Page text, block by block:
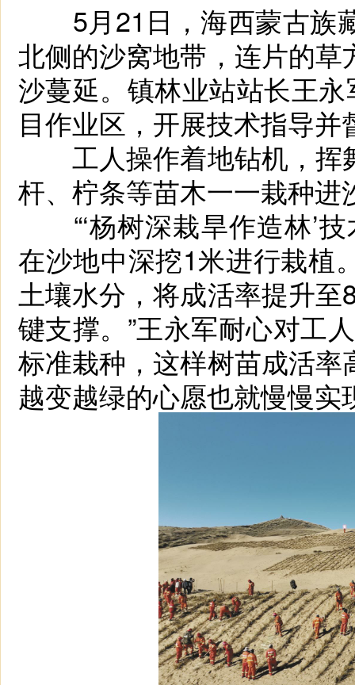
5月21日，海西蒙古族
北侧的沙窝地带，连片的
沙蔓延。镇林业站站长王
目作业区，开展技术指导并
工人操作着地钻机，挥
杆、柠条等苗木一一栽种进
“‘杨树深栽旱作造林’技
在沙地中深挖1米进行栽植
土壤水分，将成活率提升
键支撑。”王永军耐心对工
标准栽种，这样树苗成活
越变越绿的心愿也就慢慢实